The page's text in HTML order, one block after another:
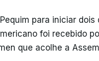
para iniciar
foi recebido
que acolhe a